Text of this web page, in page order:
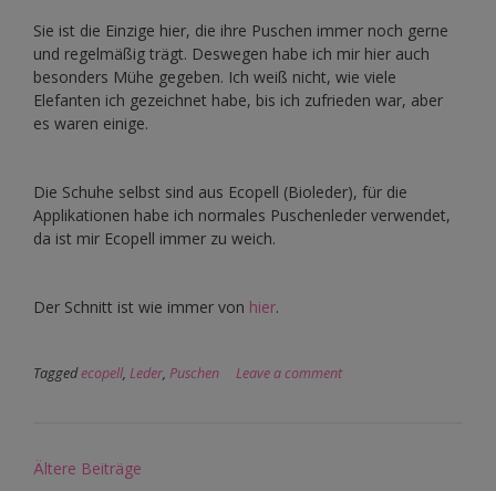
Sie ist die Einzige hier, die ihre Puschen immer noch gerne
und regelmäßig trägt. Deswegen habe ich mir hier auch
besonders Mühe gegeben. Ich weiß nicht, wie viele
Elefanten ich gezeichnet habe, bis ich zufrieden war, aber
es waren einige.
Die Schuhe selbst sind aus Ecopell (Bioleder), für die
Applikationen habe ich normales Puschenleder verwendet,
da ist mir Ecopell immer zu weich.
Der Schnitt ist wie immer von hier.
Taggedecopell, Leder, Puschen Leave a comment
Beitragsnavigation
Ältere Beiträge